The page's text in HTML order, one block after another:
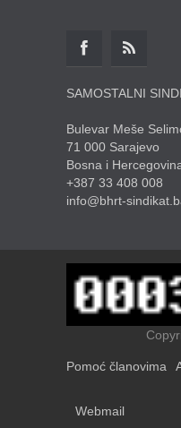
SAMOSTALNI
Bulevar Meše
71 000 Sarajevo
Bosna i
+387 33 408 008
info@bhrt-
Pomoć članovima
Webmail